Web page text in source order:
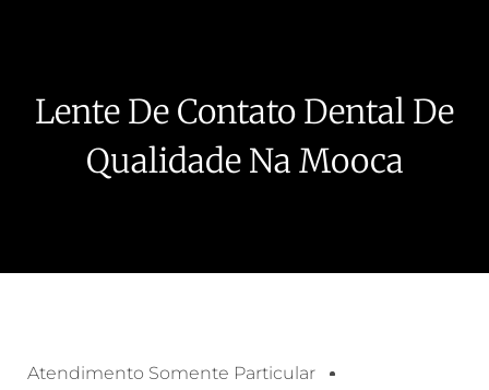
Lente De Contato Dental De
Qualidade Na Mooca
Atendimento Somente Particular